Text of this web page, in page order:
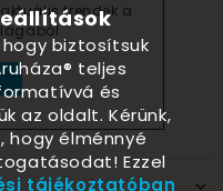
trendek a
biztosítsuk
teljes
és
az oldalt. Kérünk,
hogy élménnyé
Ezzel
tájékoztatóban